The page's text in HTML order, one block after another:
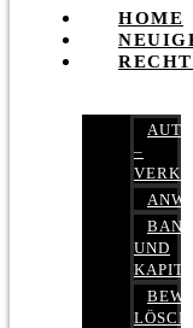
HOME
–
BANK-
UND